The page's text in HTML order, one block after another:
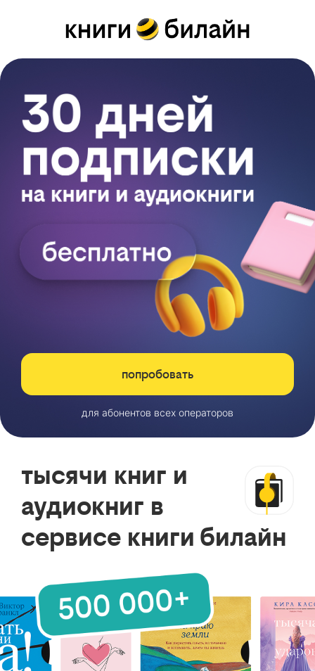
попробовать
для абонентов всех операторов
тысячи книг и
аудиокниг в
сервисе книги билайн